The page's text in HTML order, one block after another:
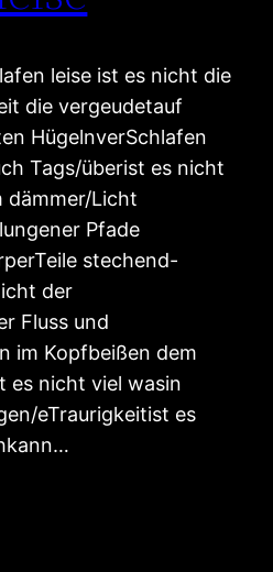
leise ist es nicht die
die vergeudetauf
HügelnverSchlafen
Tags/überist es nicht
dämmer/Licht
Pfade
stechend-
der
Fluss und
im Kopfbeißen dem
es nicht viel wasin
eTraurigkeitist es